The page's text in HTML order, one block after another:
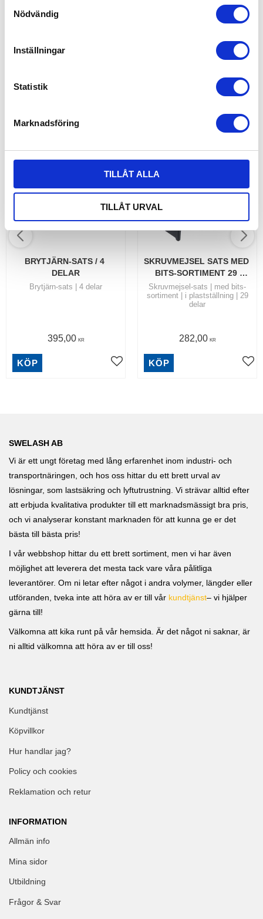
Nödvändig
Inställningar
Statistik
Marknadsföring
TILLÅT ALLA
TILLÅT URVAL
BRYTJÄRN-SATS / 4
DELAR
Brytjärn-sats | 4 delar
395,00 KR
KÖP
SKRUVMEJSEL SATS MED
BITS-SORTIMENT 29
DELAR
Skruvmejsel-sats | med bits-
sortiment | i plastställning | 29
delar
282,00 KR
KÖP
SWELASH AB
Vi är ett ungt företag med lång erfarenhet inom industri- och
transportnäringen, och hos oss hittar du ett brett urval av
lösningar, som lastsäkring och lyftutrustning. Vi strävar alltid efter
att erbjuda kvalitativa produkter till ett marknadsmässigt bra pris,
och vi analyserar konstant marknaden för att kunna ge er det
bästa till bästa pris!
I vår webbshop hittar du ett brett sortiment, men vi har även
möjlighet att leverera det mesta tack vare våra pålitliga
leverantörer. Om ni letar efter något i andra volymer, längder eller
utföranden, tveka inte att höra av er till vår kundtjänst– vi hjälper
gärna till!
Välkomna att kika runt på vår hemsida. Är det något ni saknar, är
ni alltid välkomna att höra av er till oss!
KUNDTJÄNST
Kundtjänst
Köpvillkor
Hur handlar jag?
Policy och cookies
Reklamation och retur
INFORMATION
Allmän info
Mina sidor
Utbildning
Frågor & Svar